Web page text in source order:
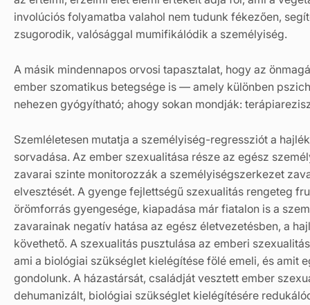
involúciós folyamatba valahol nem tudunk fékezően,
zsugorodik, valósággal mumifikálódik a személyiség.
A másik mindennapos orvosi tapasztalat, hogy az
ember szomatikus betegsége is — amely különben
nehezen gyógyítható; ahogy sokan mondják:
Szemléletesen mutatja a személyiség-regressziót a
sorvadása. Az ember szexualitása része az egész
zavarai szinte monitorozzák a személyiségszerkezet
elvesztését. A gyenge fejlettségű szexualitás rengeteg
örömforrás gyengesége, kiapadása már fiatalon is a
zavarainak negatív hatása az egész életvezetésben, a
követhető. A szexualitás pusztulása az emberi
ami a biológiai szükséglet kielégítése fölé emeli, és amit
gondolunk. A házastársát, családját vesztett ember
dehumanizált, biológiai szükséglet kielégítésére